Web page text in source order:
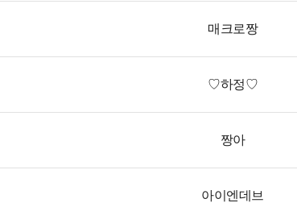
매크로짱
♡하정♡
짱아
아이엔데브